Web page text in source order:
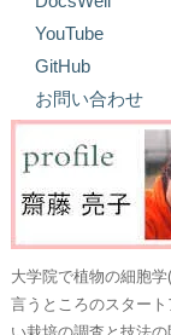
YouTube
GitHub
お問い合わせ
大学院で植物の細胞
言うところのスター